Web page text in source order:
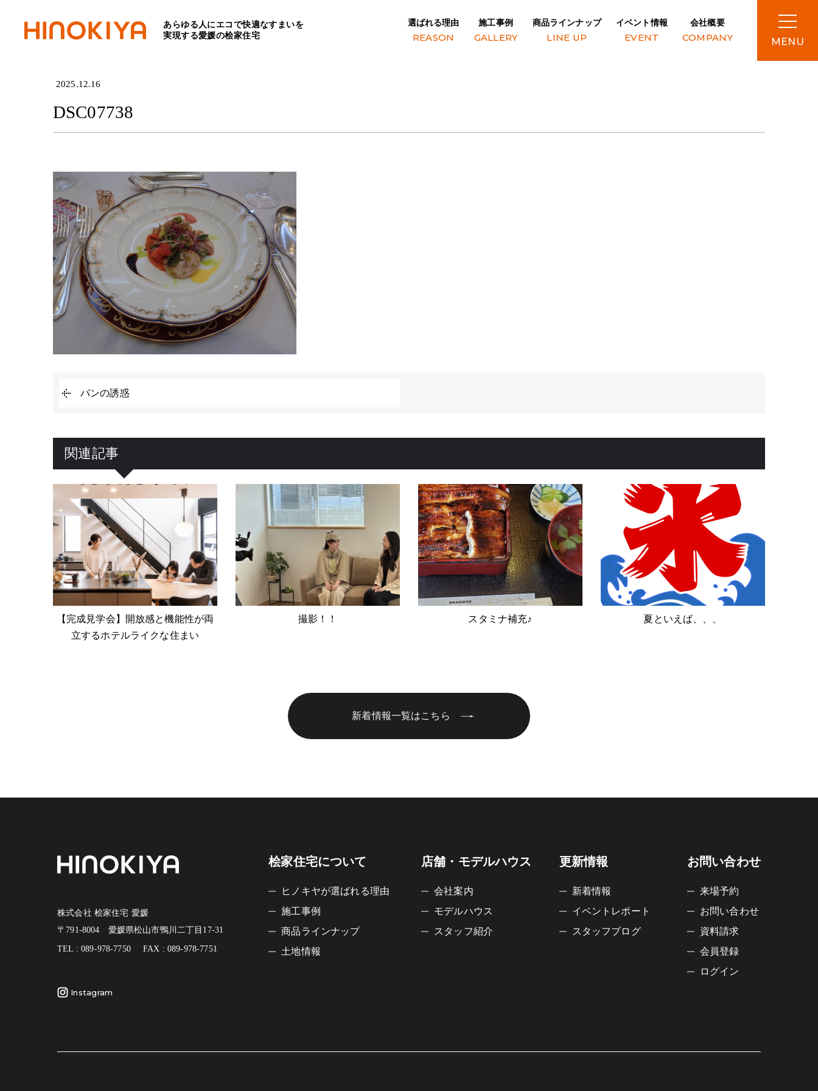
あらゆる人にエコで快適なすまいを
実現する愛媛の桧家住宅
選ばれる理由
REASON
施工事例
GALLERY
商品ラインナップ
LINE UP
イベント情報
EVENT
会社概要
COMPANY
HOME>DSC07738
2025.12.16
DSC07738
パンの誘惑
関連記事
【完成見学会】開放感と機能性が両
立するホテルライクな住まい
撮影！！ スタミナ補充♪ 夏といえば、、、
新着情報一覧はこちら
桧家住宅について
ヒノキヤが選ばれる理由
施工事例
商品ラインナップ
土地情報
店舗・モデルハウス
会社案内
モデルハウス
スタッフ紹介
更新情報
新着情報
イベントレポート
スタッフブログ
お問い合わせ
来場予約
お問い合わせ
資料請求
会員登録
ログイン
株式会社 桧家住宅 愛媛
〒791-8004 愛媛県松山市鴨川二丁目17-31
TEL : 089-978-7750 FAX : 089-978-7751
Instagram